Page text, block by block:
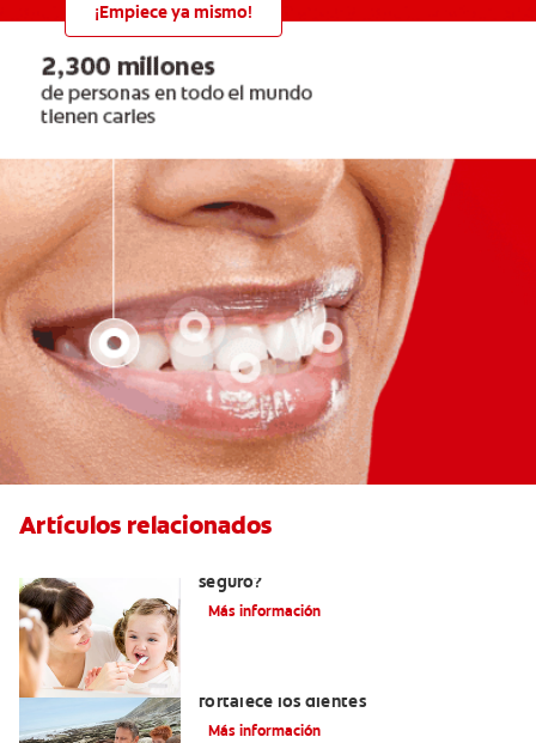
¡Empiece ya mismo!
Artículos relacionados
seguro?
Más información
fortalece los dientes
Más información